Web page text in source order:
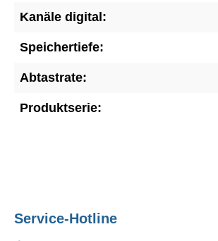
Kanäle digital:
Speichertiefe:
Abtastrate:
Produktserie:
Service-Hotline